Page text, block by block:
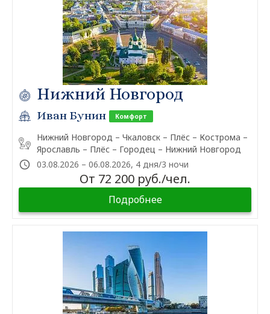
Нижний Новгород
Иван Бунин Комфорт
Нижний Новгород – Чкаловск – Плёс – Кострома –
Ярославль – Плёс – Городец – Нижний Новгород
03.08.2026 – 06.08.2026, 4 дня/3 ночи
От 72 200 руб./чел.
Подробнее